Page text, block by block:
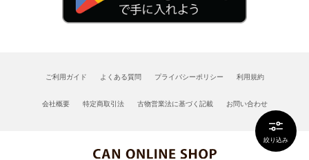
絞り込み
ご利用ガイド よくある質問 プライバシーポリシー 利用規約
会社概要 特定商取引法 古物営業法に基づく記載 お問い合わせ